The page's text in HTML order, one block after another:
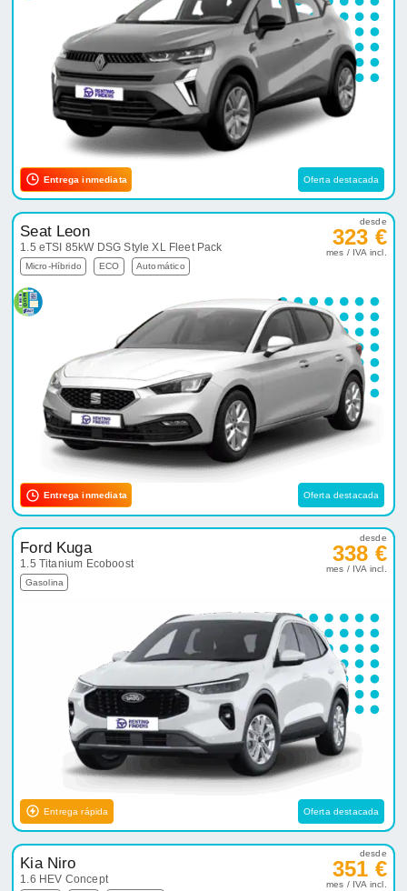
Entrega inmediata Oferta destacada
Seat Leon
1.5 eTSI 85kW DSG Style XL Fleet Pack
Micro-Híbrido ECO Automático
desde
323 €
mes / IVA incl.
Entrega inmediata Oferta destacada
Ford Kuga
1.5 Titanium Ecoboost
Gasolina
desde
338 €
mes / IVA incl.
Entrega rápida Oferta destacada
Kia Niro
1.6 HEV Concept
desde
351 €
mes / IVA incl.